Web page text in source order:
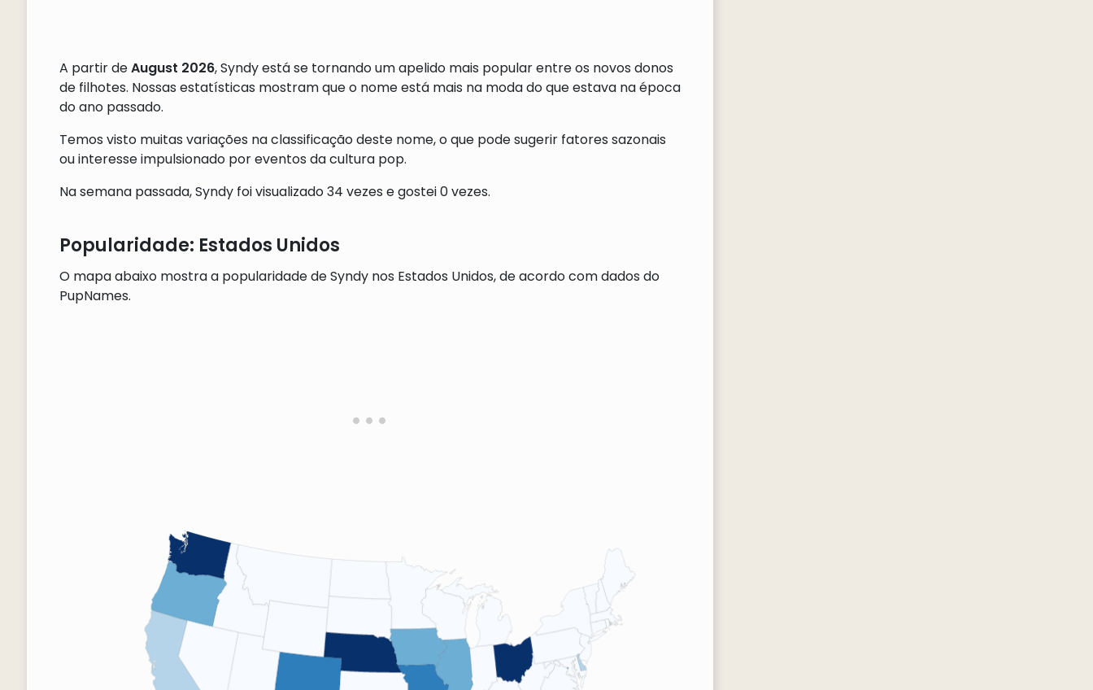
A partir deAugust 2026, Syndy está se tornando um apelido mais popular entre os novos donos
de filhotes. Nossas estatísticas mostram que o nome está mais na moda do que estava na época
do ano passado.
Temos visto muitas variações na classificação deste nome, o que pode sugerir fatores sazonais
ou interesse impulsionado por eventos da cultura pop.
Na semana passada, Syndy foi visualizado 34 vezes e gostei 0 vezes.
Popularidade: Estados Unidos
O mapa abaixo mostra a popularidade de Syndy nos Estados Unidos, de acordo com dados do
PupNames.